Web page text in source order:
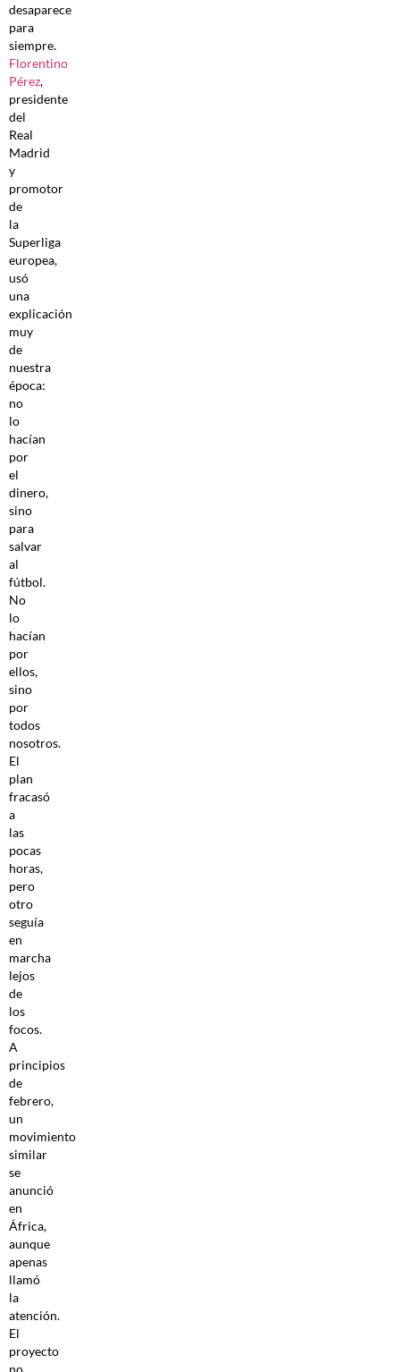
desaparece
para
siempre.
Florentino
Pérez,
presidente
del
Real
Madrid
y
promotor
de
la
Superliga
europea,
usó
una
explicación
muy
de
nuestra
época:
no
lo
hacían
por
el
dinero,
sino
para
salvar
al
fútbol.
No
lo
hacían
por
ellos,
sino
por
todos
nosotros.
El
plan
fracasó
a
las
pocas
horas,
pero
otro
seguía
en
marcha
lejos
de
los
focos.
A
principios
de
febrero,
un
movimiento
similar
se
anunció
en
África,
aunque
apenas
llamó
la
atención.
El
proyecto
no